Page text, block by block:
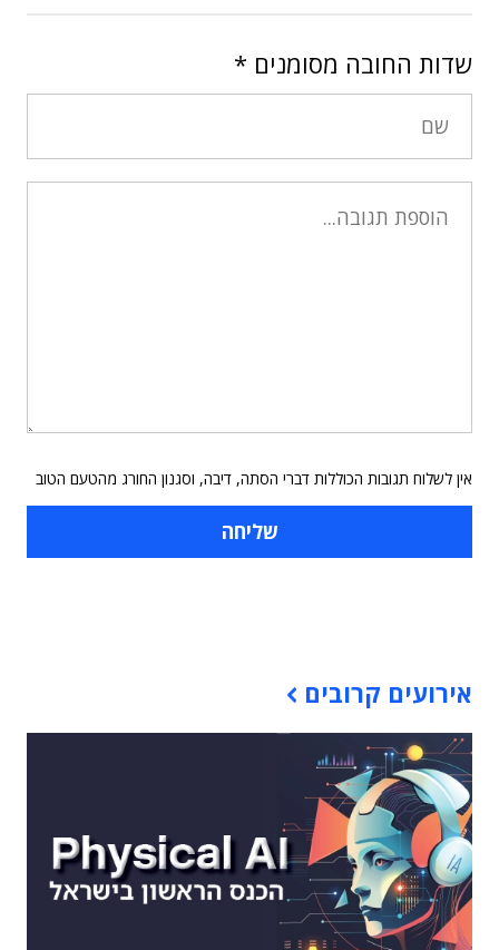
שדות החובה מסומנים *
אין לשלוח תגובות הכוללות דברי הסתה, דיבה, וסגנון החורג מהטעם הטוב
אירועים קרובים